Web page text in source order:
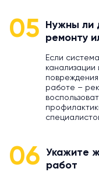
05
Нужны ли
ремонту
Если
работе –
06
Укажите
работ